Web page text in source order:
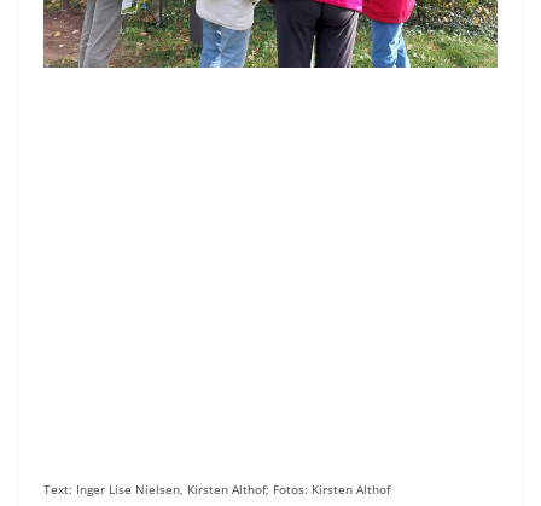
Text: Inger Lise Nielsen, Kirsten Althof; Fotos: Kirsten Althof